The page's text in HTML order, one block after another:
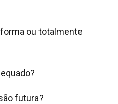
ou totalmente
futura?